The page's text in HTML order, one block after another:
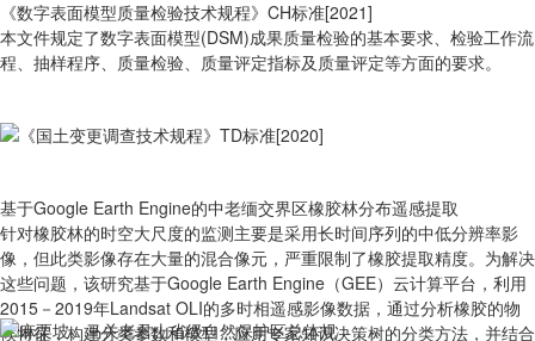
《数字表面模型质量检验技术规程》CH标准[2021]
本文件规定了数字表面模型(DSM)成果质量检验的基本要求、检验工作流
程、抽样程序、质量检验、质量评定指标及质量评定等方面的要求。
基于Google Earth Engine的中老缅交界区橡胶林分布遥感提取
针对橡胶林的时空大尺度的监测主要是采用长时间序列的中低分辨率影
像，但此类影像存在大量的混合像元，严重限制了橡胶提取精度。为解决
这些问题，该研究基于Google Earth Engine（GEE）云计算平台，利用
2015－2019年Landsat OLI的多时相遥感影像数据，通过分析橡胶的物
候特征，构建分类参数和模型，应用专家知识决策树的分类方法，并结合